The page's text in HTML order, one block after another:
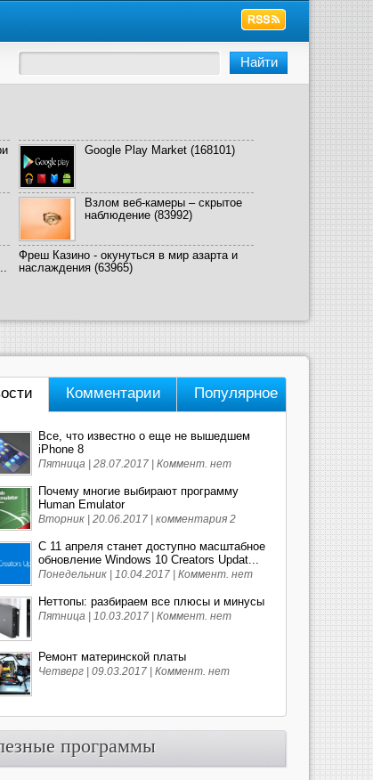
Google Play Market (168101)
Взлом веб-камеры – скрытое
наблюдение (83992)
Фреш Казино - окунуться в мир азарта и
наслаждения (63965)
Комментарии Популярное
Все, что известно о еще не вышедшем
iPhone 8
Пятница | 28.07.2017 | Коммент. нет
Почему многие выбирают программу
Human Emulator
Вторник | 20.06.2017 | комментария 2
С 11 апреля станет доступно масштабное
обновление Windows 10 Creators Updat...
Понедельник | 10.04.2017 | Коммент. нет
Неттопы: разбираем все плюсы и минусы
Пятница | 10.03.2017 | Коммент. нет
Ремонт материнской платы
Четверг | 09.03.2017 | Коммент. нет
программы